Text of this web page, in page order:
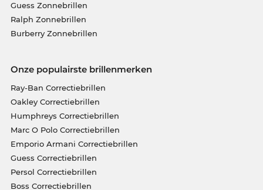
Guess Zonnebrillen
Ralph Zonnebrillen
Burberry Zonnebrillen
Onze populairste brillenmerken
Ray-Ban Correctiebrillen
Oakley Correctiebrillen
Humphreys Correctiebrillen
Marc O Polo Correctiebrillen
Emporio Armani Correctiebrillen
Guess Correctiebrillen
Persol Correctiebrillen
Boss Correctiebrillen